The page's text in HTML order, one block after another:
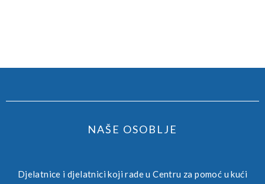
NAŠE OSOBLJE
Djelatnice i djelatnici koji rade u Centru za pomoć u kući